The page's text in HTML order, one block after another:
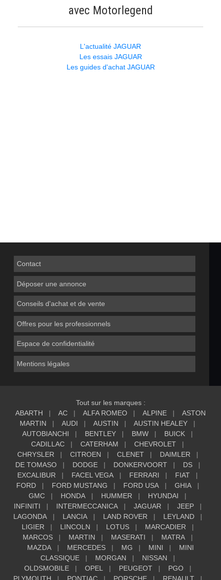
avec Motorlegend
L'actualité JAGUAR
Les essais JAGUAR
Les guides d'achat JAGUAR
Contact
Déposer une annonce
Conseils d'achat et de vente
Offres pour les professionnels
Espace de confidentialité
Mentions légales
Tout sur les marques :
ABARTH
AC ALFA ROMEO ALPINE
ASTON
MARTIN
AUDI AUSTIN
AUSTIN HEALEY
AUTOBIANCHI
BENTLEY BMW
BUICK
CADILLAC
CATERHAM
CHEVROLET
CHRYSLER
CITROEN CLENET
DAIMLER
DE TOMASO
DODGE DONKERVOORT
DS
EXCALIBUR
FACEL VEGA FERRARI
FIAT
FORD
FORD MUSTANG FORD USA
GHIA
GMC
HONDA HUMMER
HYUNDAI
INFINITI
INTERMECCANICA JAGUAR
JEEP
LAGONDA
LANCIA LAND ROVER
LEYLAND
LIGIER
LINCOLN LOTUS
MARCADIER
MARCOS
MARTIN MASERATI
MATRA
MAZDA
MERCEDES MG MINI
MINI
CLASSIQUE
MORGAN
NISSAN
OLDSMOBILE
OPEL PEUGEOT
PGO
PLYMOUTH
PONTIAC PORSCHE RENAULT